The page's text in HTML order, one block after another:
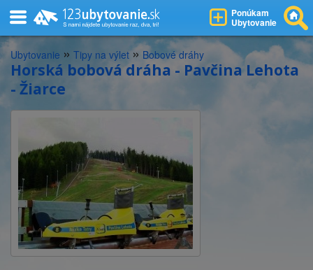
Ponúkam
Ubytovanie
Ubytovanie » Tipy na výlet » Bobové dráhy
Horská bobová dráha - Pavčina Lehota
- Žiarce